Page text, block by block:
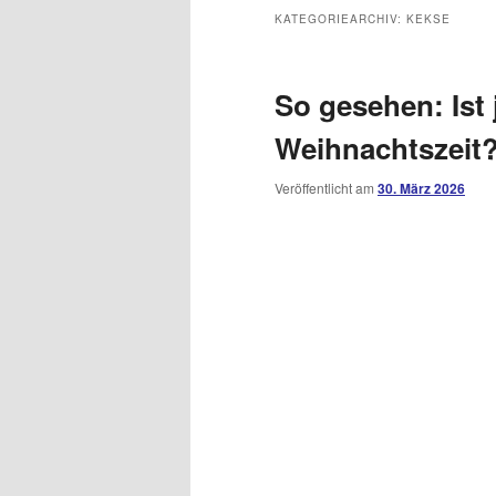
KATEGORIEARCHIV: KEKSE
So gesehen:
Veröffentlicht am 30. März 2026